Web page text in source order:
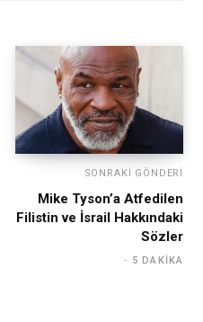
SONRAKI GÖNDERI
Mike Tyson’a Atfedilen
Filistin ve İsrail Hakkındaki
Sözler
5 DAKIKA